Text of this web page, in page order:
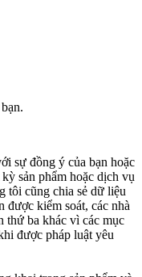
sự đồng ý của bạn hoặc
sản phẩm hoặc dịch vụ
tôi cũng chia sẻ dữ liệu
được kiểm soát, các nhà
thứ ba khác vì các mục
được pháp luật yêu